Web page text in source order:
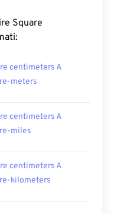
Square
centimeters A
meters
centimeters A
miles
centimeters A
kilometers